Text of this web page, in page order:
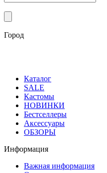
Город
Каталог
SALE
Кастомы
НОВИНКИ
Бестселлеры
Аксессуары
ОБЗОРЫ
Информация
Важная информация